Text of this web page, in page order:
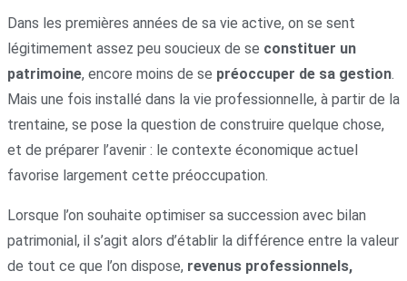
Dans les premières années de sa vie active, on se sent
légitimement assez peu soucieux de se constituer un
patrimoine, encore moins de se préoccuper de sa gestion.
Mais une fois installé dans la vie professionnelle, à partir de la
trentaine, se pose la question de construire quelque chose,
et de préparer l’avenir : le contexte économique actuel
favorise largement cette préoccupation.
Lorsque l’on souhaite optimiser sa succession avec bilan
patrimonial, il s’agit alors d’établir la différence entre la valeur
de tout ce que l’on dispose, revenus professionnels,